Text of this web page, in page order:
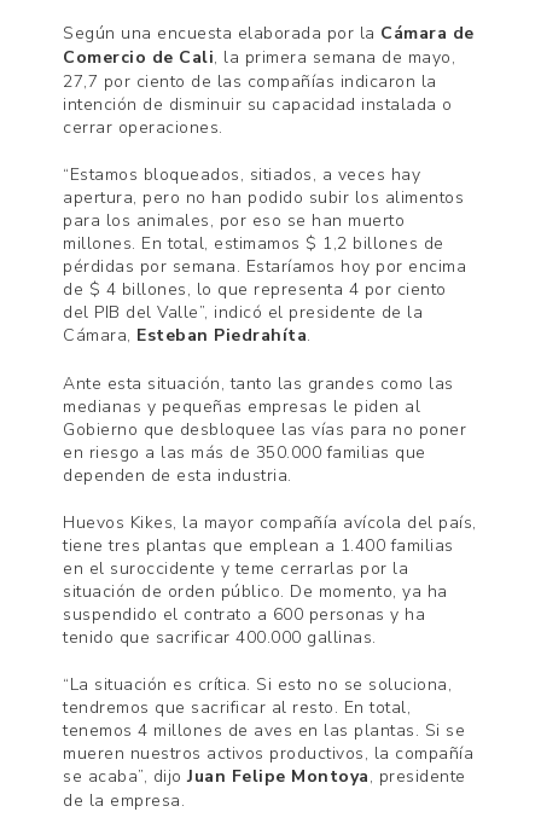
Según una encuesta elaborada por la Cámara de
Comercio de Cali, la primera semana de mayo,
27,7 por ciento de las compañías indicaron la
intención de disminuir su capacidad instalada o
cerrar operaciones.
“Estamos bloqueados, sitiados, a veces hay
apertura, pero no han podido subir los alimentos
para los animales, por eso se han muerto
millones. En total, estimamos $ 1,2 billones de
pérdidas por semana. Estaríamos hoy por encima
de $ 4 billones, lo que representa 4 por ciento
del PIB del Valle”, indicó el presidente de la
Cámara, Esteban Piedrahíta.
Ante esta situación, tanto las grandes como las
medianas y pequeñas empresas le piden al
Gobierno que desbloquee las vías para no poner
en riesgo a las más de 350.000 familias que
dependen de esta industria.
Huevos Kikes, la mayor compañía avícola del país,
tiene tres plantas que emplean a 1.400 familias
en el suroccidente y teme cerrarlas por la
situación de orden público. De momento, ya ha
suspendido el contrato a 600 personas y ha
tenido que sacrificar 400.000 gallinas.
“La situación es crítica. Si esto no se soluciona,
tendremos que sacrificar al resto. En total,
tenemos 4 millones de aves en las plantas. Si se
mueren nuestros activos productivos, la compañía
se acaba”, dijoJuan Felipe Montoya, presidente
de la empresa.